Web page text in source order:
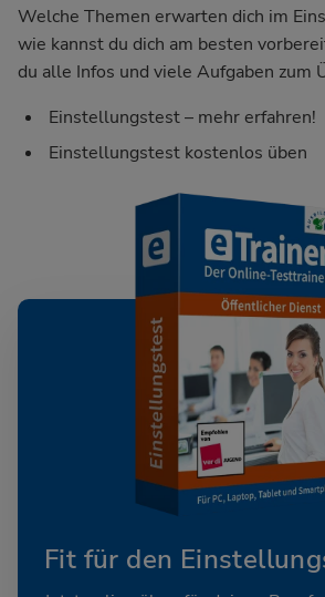
Welche Themen erwarten dich im
wie kannst du dich am besten
du alle Infos und viele Aufgaben zum
Einstellungstest – mehr erfahren!
Einstellungstest kostenlos üben
Fit für den